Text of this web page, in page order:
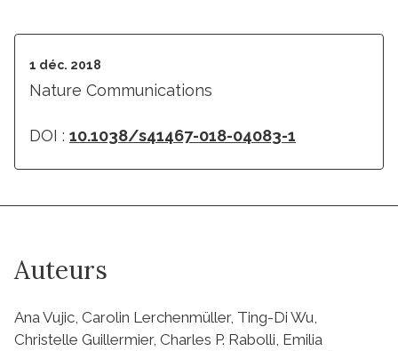
1 déc. 2018
Nature Communications
DOI : 10.1038/s41467-018-04083-1
Auteurs
Ana Vujic, Carolin Lerchenmüller, Ting-Di Wu,
Christelle Guillermier, Charles P. Rabolli, Emilia